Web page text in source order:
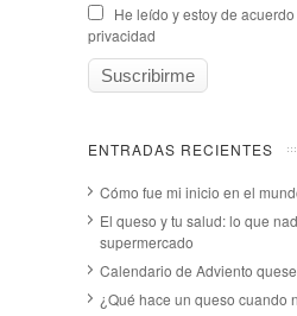
He leído y estoy de
privacidad
ENTRADAS RECIENTES
Cómo fue mi inicio en el
El queso y tu salud: lo que
supermercado
Calendario de Adviento
¿Qué hace un queso cuando